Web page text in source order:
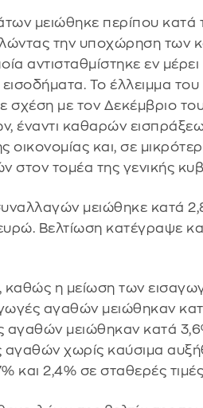
μειώθηκε περίπου κατά
την υποχώρηση των
αντισταθμίστηκε εν
Το έλλειμμα του
με τον Δεκέμβριο
καθαρών
οικονομίας και, σε
τομέα της γενικής
μειώθηκε κατά
Βελτίωση κατέγραψε
καθώς η μείωση των
αγαθών μειώθηκαν
αγαθών μειώθηκαν κατά
αγαθών χωρίς καύσιμα
και 2,4% σε σταθερές